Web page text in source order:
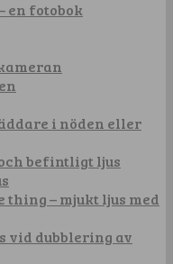
en fotobok
i nöden eller
befintligt ljus
– mjukt ljus med
vid dubblering av